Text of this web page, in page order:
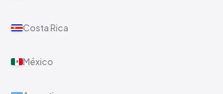
Costa Rica
México